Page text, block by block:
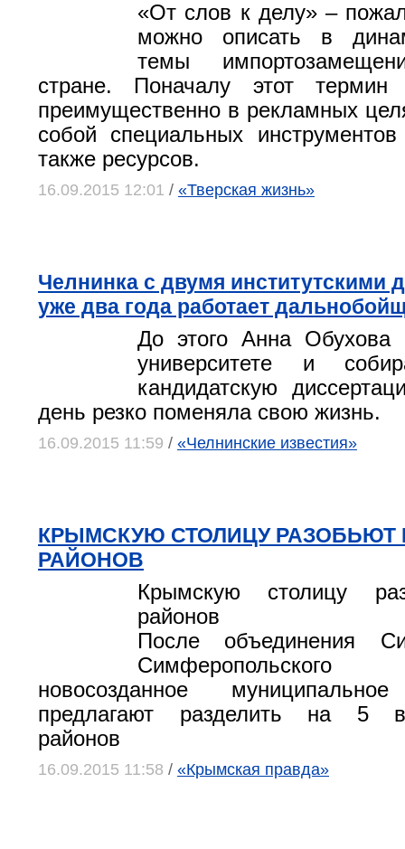
«От слов к делу» –
можно описать в
темы
стране. Поначалу этот термин
преимущественно в рекламных
собой специальных
также ресурсов.
16.09.2015 12:01 / «Тверская жизнь»
Челнинка с двумя институтскими
уже два года работает
До этого Анна Обухова
университете и
кандидатскую
день резко поменяла свою жизнь.
16.09.2015 11:59 / «Челнинские известия»
КРЫМСКУЮ СТОЛИЦУ РАЗОБЬЮТ
РАЙОНОВ
Крымскую столицу
районов
После объединения
новосозданное
предлагают разделить на 5
районов
16.09.2015 11:58 / «Крымская правда»